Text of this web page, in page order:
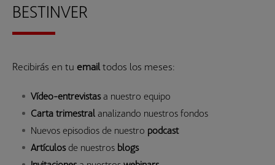
BESTINVER
Recibirás en tu emailtodos los meses:
Vídeo-entrevistasa nuestro equipo
Carta trimestral analizando nuestros fondos
Nuevos episodios de nuestro podcast
Artículosde nuestros blogs